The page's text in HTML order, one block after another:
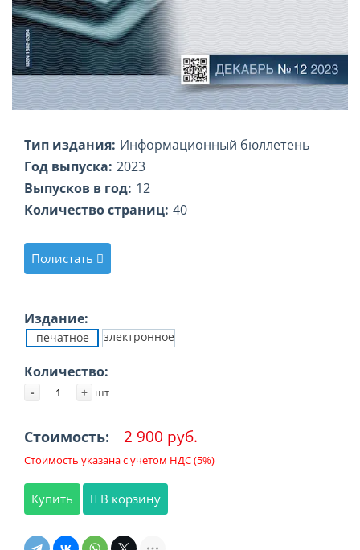
Тип издания: Информационный бюллетень
Год выпуска: 2023
Выпусков в год: 12
Количество страниц: 40
Полистать
Издание:
печатное злектронное
Количество:
- + шт
Стоимость: 2 900 руб.
Стоимость указана с учетом НДС (5%)
Купить В корзину